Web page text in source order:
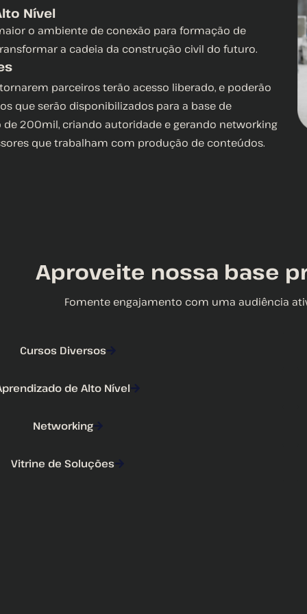
Nível
o ambiente de conexão para formação de
a cadeia da construção civil do futuro.
parceiros terão acesso liberado, e poderão
que serão disponibilizados para a base de
de 200mil, criando autoridade e gerando networking
que trabalham com produção de conteúdos.
Aproveite nossa base
Fomente engajamento com uma audiência
Cursos Diversos
de Alto Nível
Networking
Vitrine de Soluções